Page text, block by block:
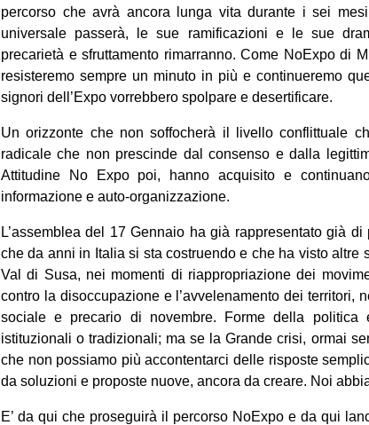
percorso che avrà ancora lunga vita durante i sei
universale passerà, le sue ramificazioni e le sue
precarietà e sfruttamento rimarranno. Come NoExpo di
resisteremo sempre un minuto in più e continueremo
signori dell’Expo vorrebbero spolpare e desertificare.
Un orizzonte che non soffocherà il livello conflittuale
radicale che non prescinde dal consenso e dalla
Attitudine No Expo poi, hanno acquisito e
informazione e auto-organizzazione.
L’assemblea del 17 Gennaio ha già rappresentato già
che da anni in Italia si sta costruendo e che ha visto
Val di Susa, nei momenti di riappropriazione dei
contro la disoccupazione e l’avvelenamento dei territori,
sociale e precario di novembre. Forme della politica
istituzionali o tradizionali; ma se la Grande crisi, ormai
che non possiamo più accontentarci delle risposte
da soluzioni e proposte nuove, ancora da creare. Noi
E’ da qui che proseguirà il percorso NoExpo e da qui